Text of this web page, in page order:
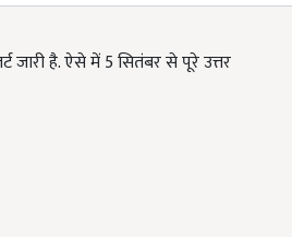
है. ऐसे में 5 सितंबर से पूरे उत्तर